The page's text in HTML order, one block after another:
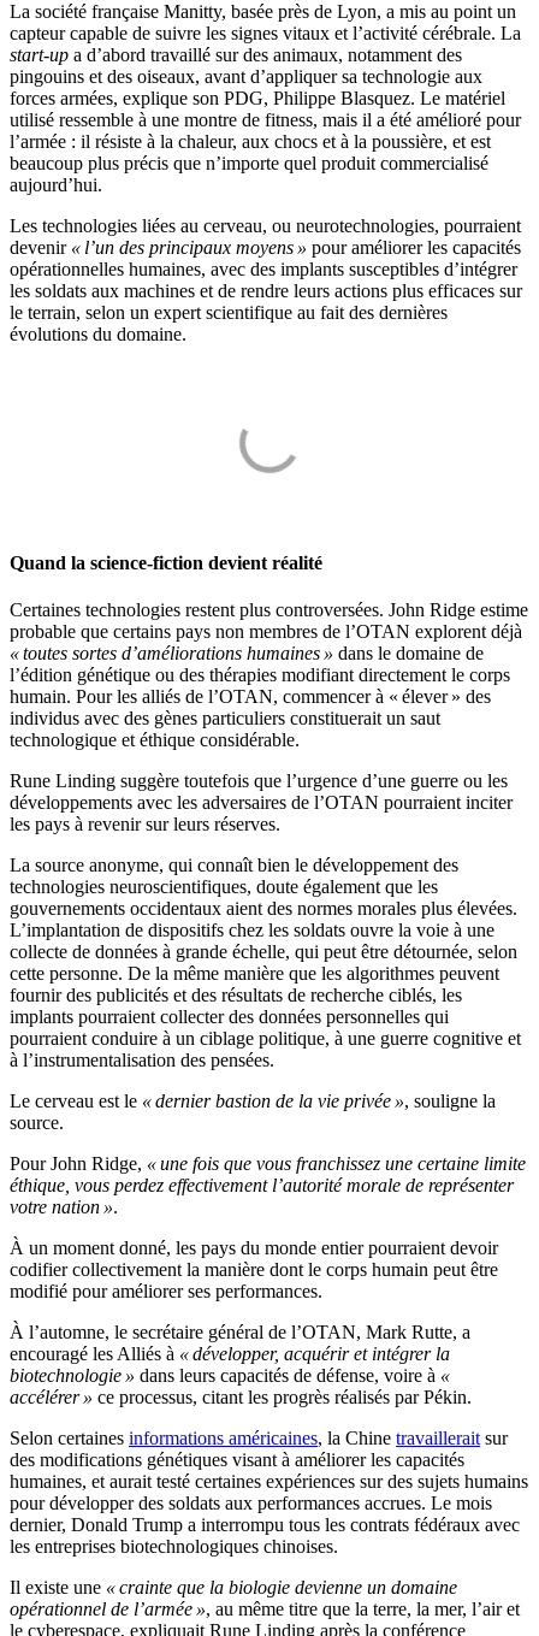
La société française Manitty, basée près de Lyon, a mis au point un
capteur capable de suivre les signes vitaux et l’activité cérébrale. La
start-up a d’abord travaillé sur des animaux, notamment des
pingouins et des oiseaux, avant d’appliquer sa technologie aux
forces armées, explique son PDG, Philippe Blasquez. Le matériel
utilisé ressemble à une montre de fitness, mais il a été amélioré pour
l’armée : il résiste à la chaleur, aux chocs et à la poussière, et est
beaucoup plus précis que n’importe quel produit commercialisé
aujourd’hui.
Les technologies liées au cerveau, ou neurotechnologies, pourraient
devenir « l’un des principaux moyens » pour améliorer les capacités
opérationnelles humaines, avec des implants susceptibles d’intégrer
les soldats aux machines et de rendre leurs actions plus efficaces sur
le terrain, selon un expert scientifique au fait des dernières
évolutions du domaine.
Quand la science-fiction devient réalité
Certaines technologies restent plus controversées. John Ridge estime
probable que certains pays non membres de l’OTAN explorent déjà
« toutes sortes d’améliorations humaines » dans le domaine de
l’édition génétique ou des thérapies modifiant directement le corps
humain. Pour les alliés de l’OTAN, commencer à « élever » des
individus avec des gènes particuliers constituerait un saut
technologique et éthique considérable.
Rune Linding suggère toutefois que l’urgence d’une guerre ou les
développements avec les adversaires de l’OTAN pourraient inciter
les pays à revenir sur leurs réserves.
La source anonyme, qui connaît bien le développement des
technologies neuroscientifiques, doute également que les
gouvernements occidentaux aient des normes morales plus élevées.
L’implantation de dispositifs chez les soldats ouvre la voie à une
collecte de données à grande échelle, qui peut être détournée, selon
cette personne. De la même manière que les algorithmes peuvent
fournir des publicités et des résultats de recherche ciblés, les
implants pourraient collecter des données personnelles qui
pourraient conduire à un ciblage politique, à une guerre cognitive et
à l’instrumentalisation des pensées.
Le cerveau est le « dernier bastion de la vie privée », souligne la
source.
Pour John Ridge, « une fois que vous franchissez une certaine limite
éthique, vous perdez effectivement l’autorité morale de représenter
votre nation ».
À un moment donné, les pays du monde entier pourraient devoir
codifier collectivement la manière dont le corps humain peut être
modifié pour améliorer ses performances.
À l’automne, le secrétaire général de l’OTAN, Mark Rutte, a
encouragé les Alliés à « développer, acquérir et intégrer la
biotechnologie » dans leurs capacités de défense, voire à «
accélérer » ce processus, citant les progrès réalisés par Pékin.
Selon certaines informations américaines, la Chine travaillerait sur
des modifications génétiques visant à améliorer les capacités
humaines, et aurait testé certaines expériences sur des sujets humains
pour développer des soldats aux performances accrues. Le mois
dernier, Donald Trump a interrompu tous les contrats fédéraux avec
les entreprises biotechnologiques chinoises.
Il existe une « crainte que la biologie devienne un domaine
opérationnel de l’armée », au même titre que la terre, la mer, l’air et
le cyberespace, expliquait Rune Linding après la conférence